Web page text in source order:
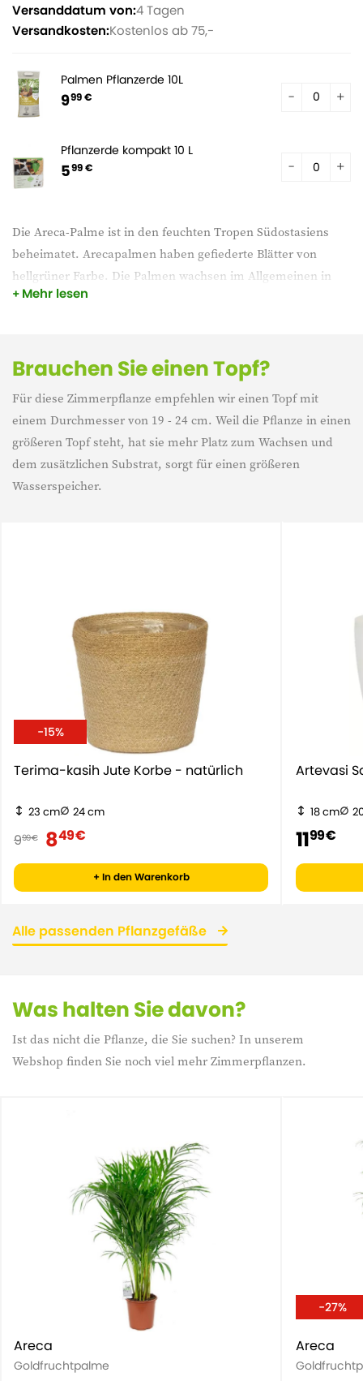
Die Areca-Palme ist in den feuchten Tropen Südostasiens
beheimatet. Arecapalmen haben gefiederte Blätter von
hellgrüner Farbe. Die Palmen wachsen im Allgemeinen in
Büscheln und werden auch als Zimmerpflanzen angeboten.
Goldpalmen luftreinigend.
Mehr lesen
Versanddatum von:4 Tagen
Versandkosten:Kostenlos ab 75,-
Palmen Pflanzerde 10L
999 €
Pflanzerde kompakt 10 L
599 €
Brauchen Sie einen Topf?
Für diese Zimmerpflanze empfehlen wir einen Topf mit
einem Durchmesser von 19 - 24 cm. Weil die Pflanze in einen
größeren Topf steht, hat sie mehr Platz zum Wachsen und
dem zusätzlichen Substrat, sorgt für einen größeren
Wasserspeicher.
-15%
Terima-kasih Jute Korbe - natürlich
23 cm 24 cm
999 € 849 €
+ In den Warenkorb
Artevasi
18 cm
1199 €
Alle passenden Pflanzgefäße
Was halten Sie davon?
Ist das nicht die Pflanze, die Sie suchen? In unserem
Webshop finden Sie noch viel mehr Zimmerpflanzen.
Areca
Goldfruchtpalme
-27%
Areca